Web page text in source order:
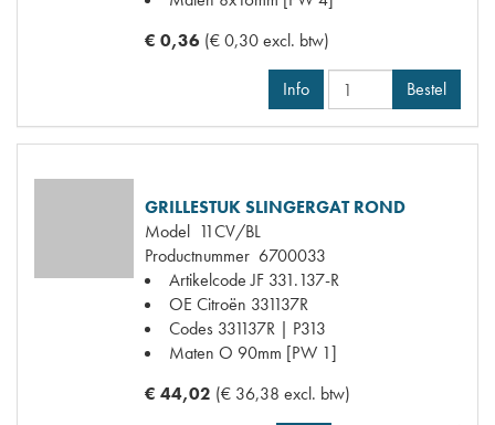
€ 0,36 (€ 0,30 excl. btw)
Info Bestel
GRILLESTUK SLINGERGAT ROND
Model 11CV/BL
Productnummer 6700033
Artikelcode JF 331.137-R
OE Citroën 331137R
Codes 331137R | P313
Maten O 90mm [PW 1]
€ 44,02 (€ 36,38 excl. btw)